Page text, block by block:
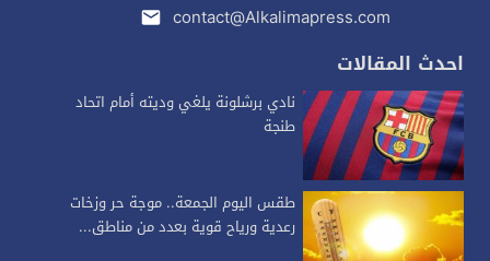
contact@Alkalimapress.com
احدث المقالات
نادي برشلونة يلغي وديته أمام اتحاد
طنجة
طقس اليوم الجمعة.. موجة حر وزخات
رعدية ورياح قوية بعدد من مناطق...